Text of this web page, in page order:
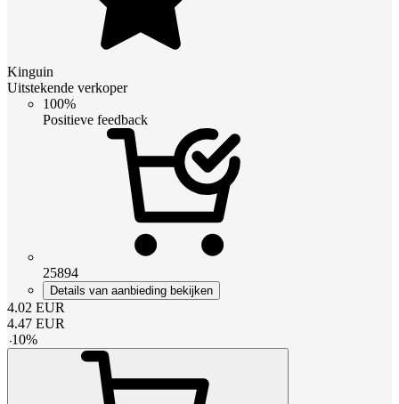
Kinguin
Uitstekende verkoper
100%
Positieve feedback
25894
Details van aanbieding bekijken
4.02 EUR
4.47 EUR
-10%